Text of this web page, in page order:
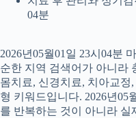
04분
2026년05월01일 23시04분
순한 지역 검색어가 아니라
몸치료, 신경치료, 치아교정
형 키워드입니다. 2026년05
를 반복하는 것이 아니라 실